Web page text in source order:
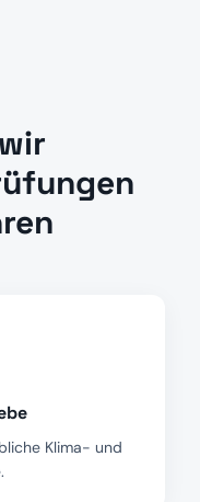
Klima- und